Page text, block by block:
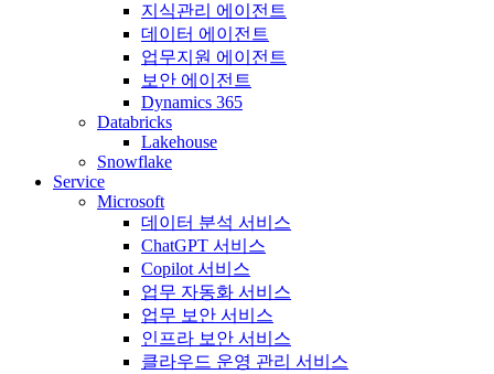
지식관리 에이전트
데이터 에이전트
업무지원 에이전트
보안 에이전트
Dynamics 365
Databricks
Lakehouse
Snowflake
Service
Microsoft
데이터 분석 서비스
ChatGPT 서비스
Copilot 서비스
업무 자동화 서비스
업무 보안 서비스
인프라 보안 서비스
클라우드 운영 관리 서비스